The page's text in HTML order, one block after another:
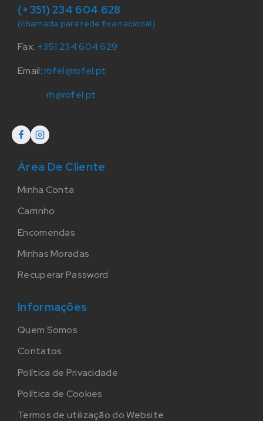
(+351) 234 604 628
(chamada para rede fixa nacional)
Fax: +351 234 604 629
Email:rofel@rofel.pt
rh@rofel.pt
Área De Cliente
Minha Conta
Carrinho
Encomendas
Minhas Moradas
Recuperar Password
Informações
Quem Somos
Contatos
Política de Privacidade
Política de Cookies
Termos de utilização do Website